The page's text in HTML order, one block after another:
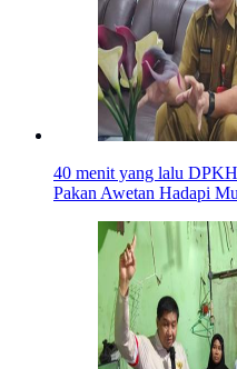
40 menit yang lalu
Pakan Awetan Hadapi